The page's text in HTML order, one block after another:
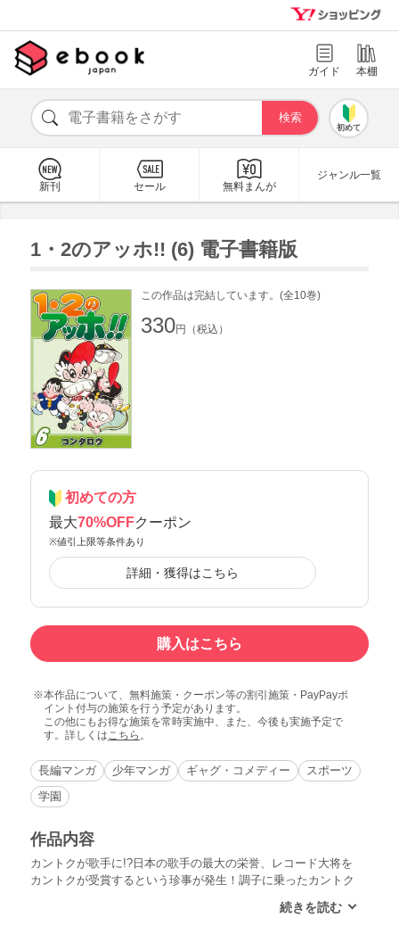
ガイド 本棚
初めて
新刊 セール 無料まんが
ジャンル一覧
1・2のアッホ!! (6) 電子書籍版
この作品は完結しています。(全10巻)
330円（税込）
初めての方
最大70%OFFクーポン
※値引上限等条件あり
詳細・獲得はこちら
購入はこちら
本作品について、無料施策・クーポン等の割引施策・PayPayポ
イント付与の施策を行う予定があります。
この他にもお得な施策を常時実施中、また、今後も実施予定で
す。詳しくはこちら 。
長編マンガ 少年マンガ ギャグ・コメディー
スポーツ
学園
作品内容
カントクが歌手に!?日本の歌手の最大の栄誉、レコード大将を
カントクが受賞するという珍事が発生！調子に乗ったカントク
戦にまで出場してしまう。大勢の国民歌手を相手に大暴れする